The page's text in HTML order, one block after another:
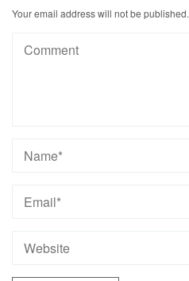
Your email address will not be published.